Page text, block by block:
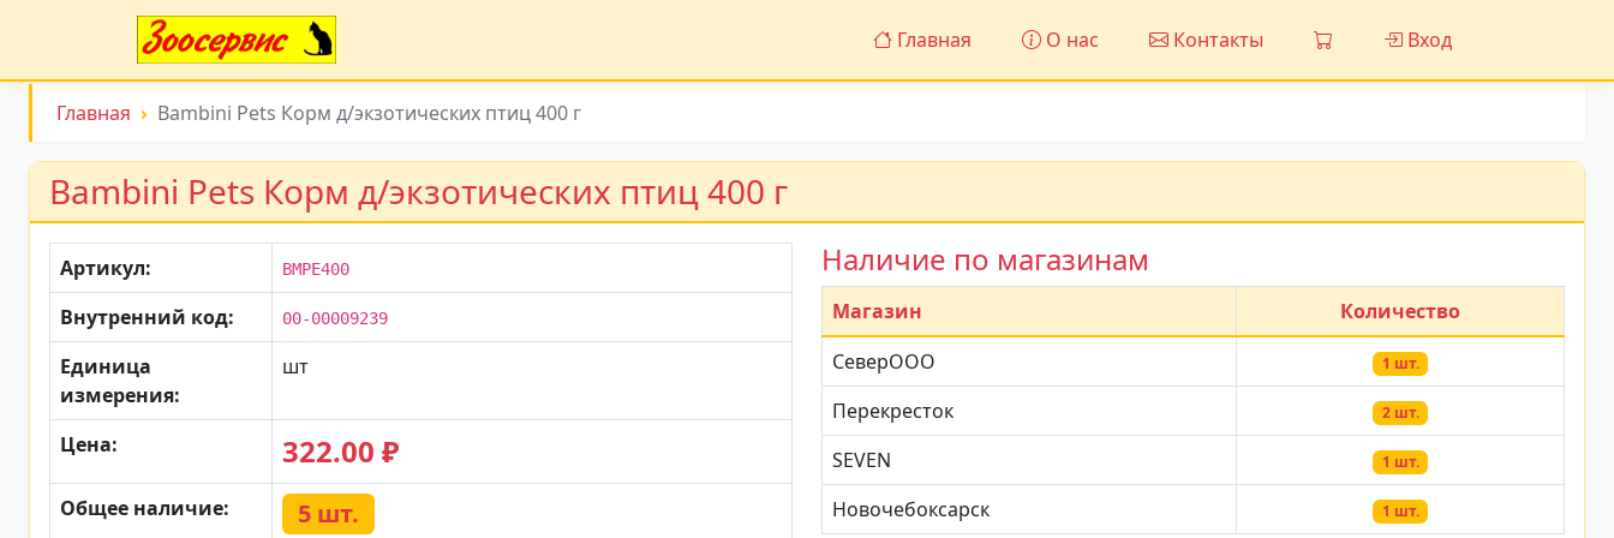
Главная О нас Контакты Вход
Главная Bambini Pets Корм д/экзотических птиц 400 г
Bambini Pets Корм д/экзотических птиц 400 г
Артикул: BMPE400
Внутренний код: 00-00009239
Единица
измерения:
шт
Цена: 322.00 ₽
Общее наличие: 5 шт.
Наличие по магазинам
Магазин
Количество
СеверООО
1 шт.
Перекресток 2 шт.
SEVEN 1 шт.
Новочебоксарск 1 шт.